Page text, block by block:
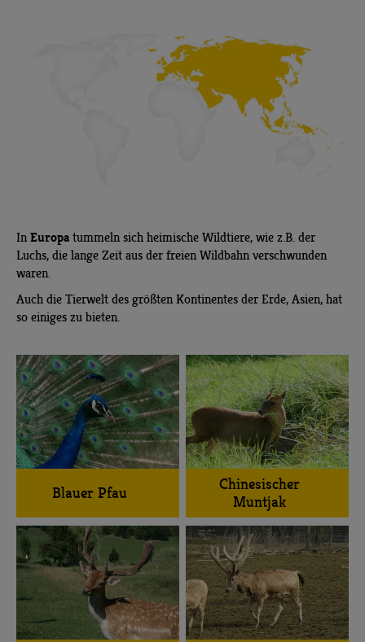
In Europa tummeln sich heimische Wildtiere, wie z.B. der
Luchs, die lange Zeit aus der freien Wildbahn verschwunden
waren.
Auch die Tierwelt des größten Kontinentes der Erde, Asien, hat
so einiges zu bieten.
Blauer Pfau
Chinesischer
Muntjak